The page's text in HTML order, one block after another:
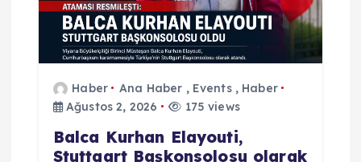
m
e
Haber Ana Haber , Events, Haber
Ağustos 2, 2026
175 views
Balca Kurhan Elayouti,
Stuttgart Başkonsolosu olarak